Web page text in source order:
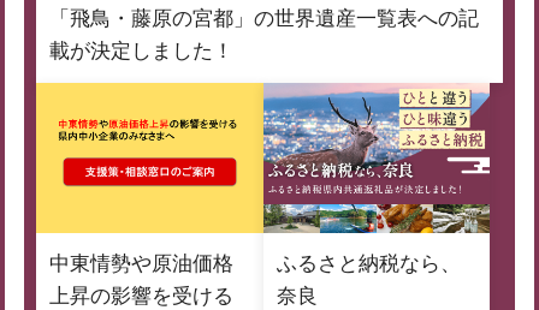
「飛鳥・藤原の宮都」の世界遺産一覧表への記
載が決定しました！
中東情勢や原油価格
上昇の影響を受ける
ふるさと納税なら、
奈良